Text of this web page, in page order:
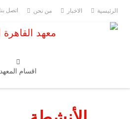
اتصل بنا من نحن الاخبار الرئيسية
معهد القاهرة
اقسام المعهد